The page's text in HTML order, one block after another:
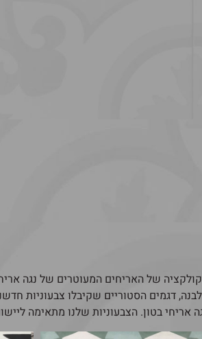
דגמים הסטוריים שקיבלו צבעוניות
אריחי בטון. הצבעוניות שלנו מתאימה